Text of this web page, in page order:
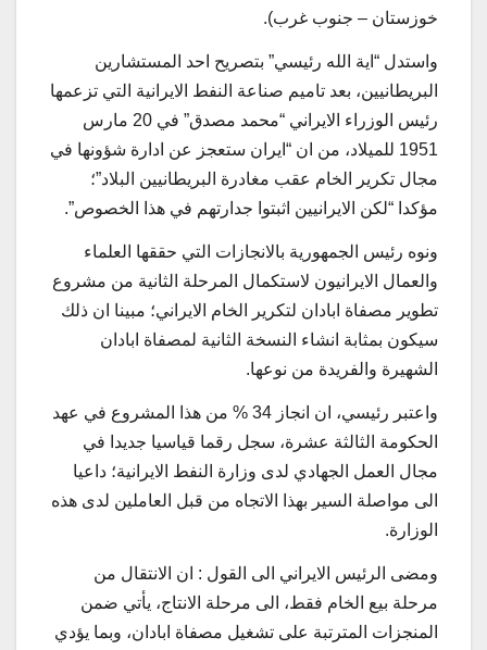
خوزستان – جنوب غرب).
واستدل “اية الله رئيسي” بتصريح احد المستشارين
البريطانيين، بعد تاميم صناعة النفط الايرانية التي تزعمها
رئيس الوزراء الايراني “محمد مصدق” في 20 مارس
1951 للميلاد، من ان “ايران ستعجز عن ادارة شؤونها في
مجال تكرير الخام عقب مغادرة البريطانيين البلاد”؛
مؤكدا “لكن الايرانيين اثبتوا جدارتهم في هذا الخصوص”.
ونوه رئيس الجمهورية بالانجازات التي حققها العلماء
والعمال الايرانيون لاستكمال المرحلة الثانية من مشروع
تطوير مصفاة ابادان لتكرير الخام الايراني؛ مبينا ان ذلك
سيكون بمثابة انشاء النسخة الثانية لمصفاة ابادان
الشهيرة والفريدة من نوعها.
واعتبر رئيسي، ان انجاز 34 % من هذا المشروع في عهد
الحكومة الثالثة عشرة، سجل رقما قياسيا جديدا في
مجال العمل الجهادي لدى وزارة النفط الايرانية؛ داعيا
الى مواصلة السير بهذا الاتجاه من قبل العاملين لدى هذه
الوزارة.
ومضى الرئيس الايراني الى القول : ان الانتقال من
مرحلة بيع الخام فقط، الى مرحلة الانتاج، يأتي ضمن
المنجزات المترتبة على تشغيل مصفاة ابادان، وبما يؤدي